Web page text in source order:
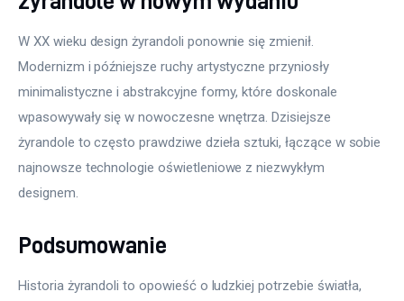
W XX wieku design żyrandoli ponownie się zmienił.
Modernizm i późniejsze ruchy artystyczne przyniosły
minimalistyczne i abstrakcyjne formy, które doskonale
wpasowywały się w nowoczesne wnętrza. Dzisiejsze
żyrandole to często prawdziwe dzieła sztuki, łączące w sobie
najnowsze technologie oświetleniowe z niezwykłym
designem.
Podsumowanie
Historia żyrandoli to opowieść o ludzkiej potrzebie światła,